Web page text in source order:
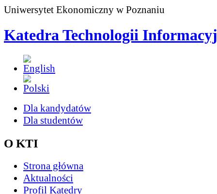
Uniwersytet Ekonomiczny w Poznaniu
Katedra Technologii
Dla kandydatów
Dla studentów
O KTI
Strona główna
Aktualności
Profil Katedry